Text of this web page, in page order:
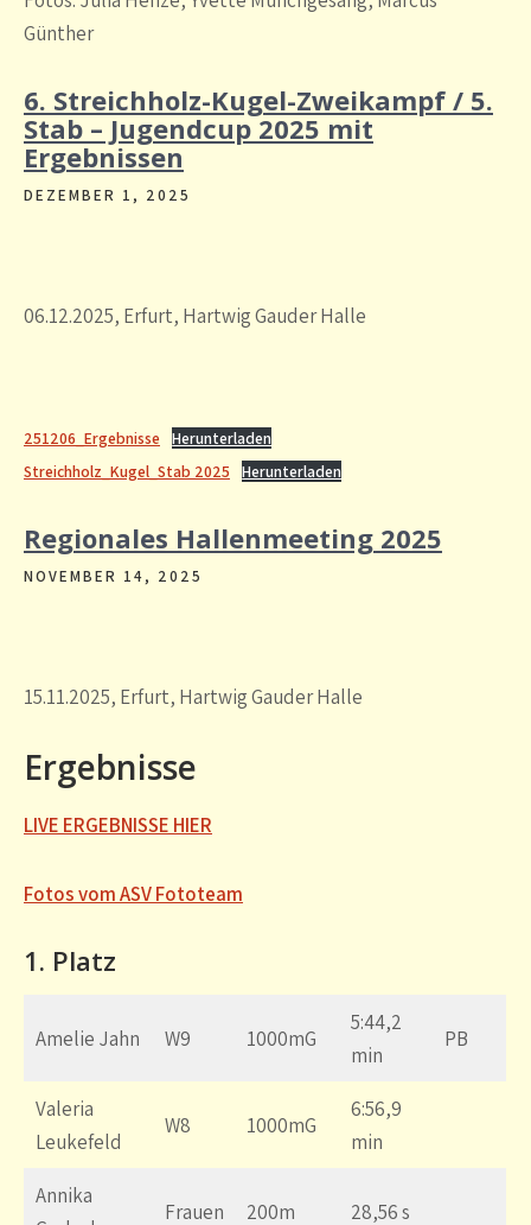
Günther
6. Streichholz-Kugel-Zweikampf / 5.
Stab – Jugendcup 2025 mit
Ergebnissen
DEZEMBER 1, 2025
06.12.2025, Erfurt, Hartwig Gauder Halle
251206_Ergebnisse
Herunterladen
Streichholz_Kugel_Stab 2025
Herunterladen
Regionales Hallenmeeting 2025
NOVEMBER 14, 2025
15.11.2025, Erfurt, Hartwig Gauder Halle
Ergebnisse
LIVE ERGEBNISSE HIER
Fotos vom ASV Fototeam
1. Platz
Amelie Jahn W9 1000mG
5:44,2
min
PB
Valeria
Leukefeld
W8 1000mG
6:56,9
min
Annika
Frauen 200m 28,56 s